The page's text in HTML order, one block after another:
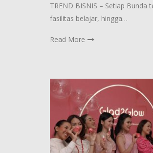
TREND BISNIS – Setiap
fasilitas belajar, hingga…
Read More